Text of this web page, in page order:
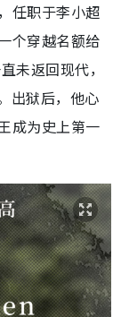
任职于李小超
个穿越名额给
未返回现代，
出狱后，他心
成为史上第一